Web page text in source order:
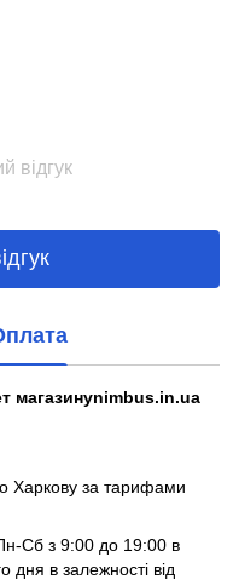
відгук
магазинуnimbus.in.ua
Харкову за тарифами
Сб з 9:00 до 19:00 в
дня в залежності від